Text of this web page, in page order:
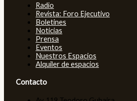
Radio
Revista: Foro Ejecutivo
Boletines
Noticias
Prensa
Eventos
Nuestros Espacios
Alquiler de espacios
Contacto